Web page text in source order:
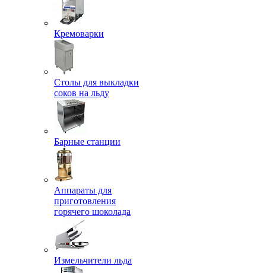
Кремоварки
Столы для выкладки
соков на льду
Барные станции
Аппараты для
приготовления
горячего шоколада
Измельчители льда